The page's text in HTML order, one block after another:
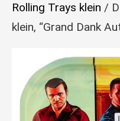
Rolling Trays klein /
klein, “Grand Dank